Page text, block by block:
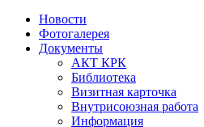
Новости
Фотогалерея
Документы
АКТ КРК
Библиотека
Визитная карточка
Внутрисоюзная работа
Информация